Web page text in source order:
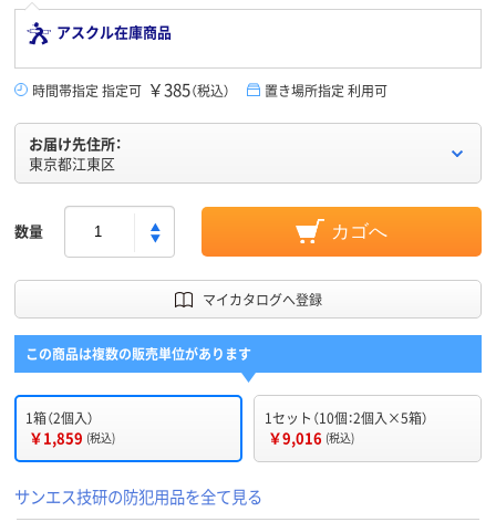
アスクル在庫商品
時間帯指定 指定可 ￥385（税込） 置き場所指定 利用可
お届け先住所：
東京都江東区
数量 カゴへ
マイカタログへ登録
この商品は複数の販売単位があります
1箱（2個入）
￥1,859 (税込)
1セット（10個：2個入×5箱）
￥9,016 (税込)
サンエス技研の防犯用品を全て見る